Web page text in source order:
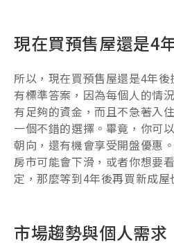
現在買預售屋還是4
所以，現在買預售屋還是4年
有標準答案，因為每個人的情
有足夠的資金，而且不急著入
一個不錯的選擇。畢竟，你可
朝向，還有機會享受開盤優惠
房市可能會下滑，或者你想要
定，那麼等到4年後再買新成屋
市場趨勢與個人需求